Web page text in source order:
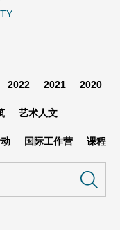
2022 2021 2020
艺术人文
国际工作营 课程